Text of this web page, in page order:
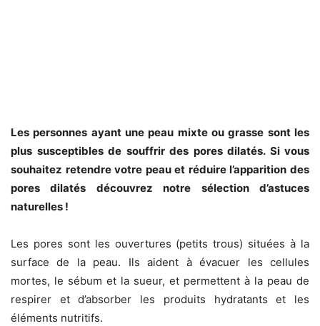
Les personnes ayant une peau mixte ou grasse sont les
plus susceptibles de souffrir des pores dilatés. Si vous
souhaitez retendre votre peau et réduire l’apparition des
pores dilatés découvrez notre sélection d’astuces
naturelles !
Les pores sont les ouvertures (petits trous) situées à la
surface de la peau. Ils aident à évacuer les cellules
mortes, le sébum et la sueur, et permettent à la peau de
respirer et d’absorber les produits hydratants et les
éléments nutritifs.